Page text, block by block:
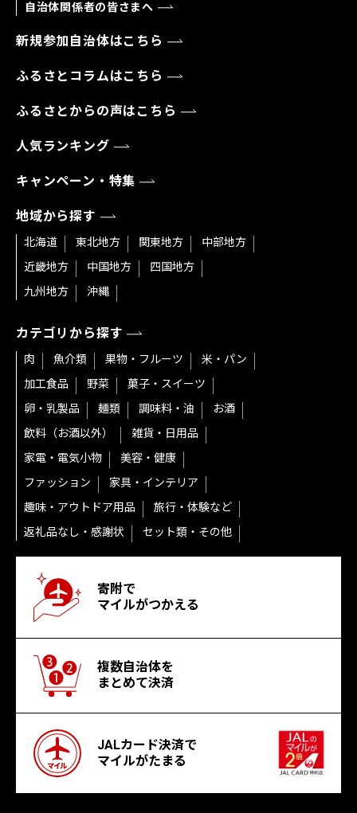
自治体関係者の皆さまへ
新規参加自治体はこちら
ふるさとコラムはこちら
ふるさとからの声はこちら
人気ランキング
キャンペーン・特集
地域から探す
北海道 東北地方 関東地方
中部地方
近畿地方
中国地方
四国地方
九州地方
沖縄
カテゴリから探す
肉 魚介類 果物・フルーツ
米・パン
加工食品
野菜
菓子・スイーツ
卵・乳製品
麺類 調味料・油
お酒
飲料（お酒以外）
雑貨・日用品
家電・電気小物
美容・健康
ファッション
家具・インテリア
趣味・アウトドア用品
旅行・体験など
返礼品なし・感謝状
セット類・その他
寄附で
マイルがつかえる
複数自治体を
まとめて決済
JALカード決済で
マイルがたまる